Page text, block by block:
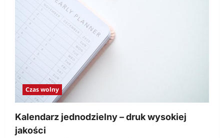
Czas wolny
Kalendarz jednodzielny – druk wysokiej
jakości